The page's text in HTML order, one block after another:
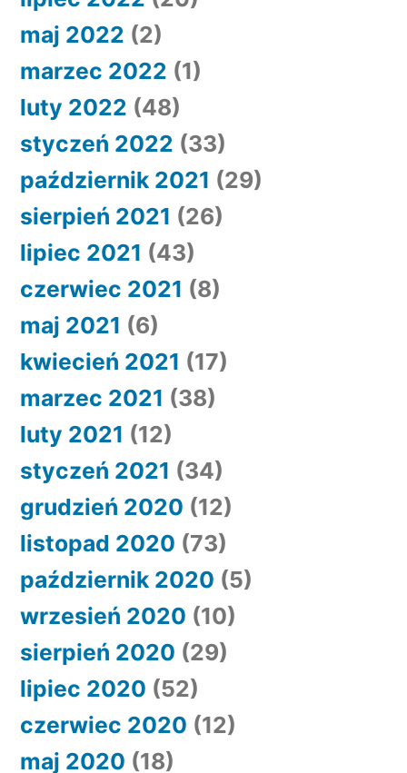
maj 2022 (2)
marzec 2022 (1)
luty 2022 (48)
styczeń 2022 (33)
październik 2021 (29)
sierpień 2021 (26)
lipiec 2021 (43)
czerwiec 2021 (8)
maj 2021 (6)
kwiecień 2021 (17)
marzec 2021 (38)
luty 2021 (12)
styczeń 2021 (34)
grudzień 2020 (12)
listopad 2020 (73)
październik 2020 (5)
wrzesień 2020 (10)
sierpień 2020 (29)
lipiec 2020 (52)
czerwiec 2020 (12)
maj 2020 (18)